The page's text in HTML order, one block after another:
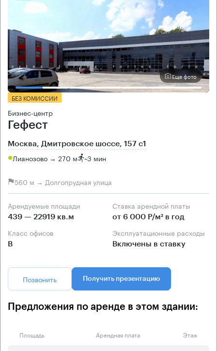
Еще фото
БЕЗ КОМИССИИ
Бизнес-центр
Гефест
Москва, Дмитровское шоссе, 157 с1
Лианозово → 270 м ~3 мин
560 м → Долгопрудная улица
Арендуемые площади
439 — 22919 кв.м
Ставка арендной платы
от 6 000 Р/м² в год
Класс офисов
B
Эксплуатационные расходы
Включены в ставку
Позвонить Получить презентацию
Предложения по аренде в этом здании:
Площадь Арендная плата Этаж